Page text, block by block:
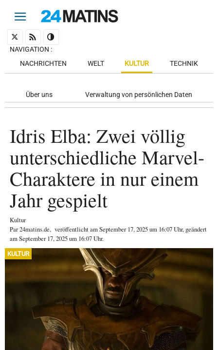
NAVIGATION :
NACHRICHTEN
WELT KULTUR TECHNIK
Über uns Verwaltung von persönlichen Daten
Idris Elba: Zwei völlig
unterschiedliche Marvel-
Charaktere in nur einem
Jahr gespielt
Kultur
Par24matins.de, veröffentlicht amSeptember 17, 2025um 16:07 Uhr, geändert
am September 17, 2025 um 16:07 Uhr.
KULTUR